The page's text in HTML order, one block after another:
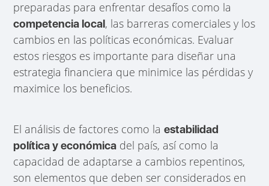
preparadas para enfrentar desafíos como la
competencia local, las barreras comerciales y los
cambios en las políticas económicas. Evaluar
estos riesgos es importante para diseñar una
estrategia financiera que minimice las pérdidas y
maximice los beneficios.
El análisis de factores como laestabilidad
política y económica del país, así como la
capacidad de adaptarse a cambios repentinos,
son elementos que deben ser considerados en